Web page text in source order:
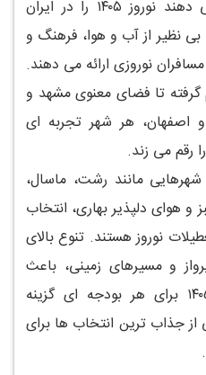
برای مسافرانی که ترجیح می دهند نوروز ۱۴۰۵ را در ایران
بی نظیر از آب و هوا، فرهنگ و
نوروزی ارائه می دهند.
تا فضای معنوی مشهد و
اصفهان، هر شهر تجربه ای
رقم می زند.
مانند رشت، ماسال،
و هوای دلپذیر بهاری، انتخاب
نوروز هستند. تنوع بالای
و مسیرهای زمینی، باعث
شده تورهای داخلی نوروز ۱۴۰۵ برای هر بودجه ای گزینه
جذاب ترین انتخاب ها برای